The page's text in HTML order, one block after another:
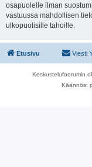
osapuolelle ilman
vastuussa mahdollisen
ulkopuolisille tahoille.
Etusivu Viesti
Keskustelufoorumin
Käännös: